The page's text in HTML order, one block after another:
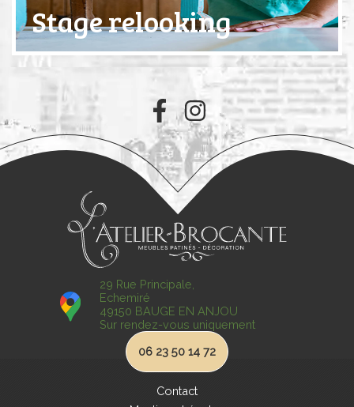
Stage relooking
29 Rue Principale,
Echemiré
49150 BAUGE EN ANJOU
Sur rendez-vous uniquement
06 23 50 14 72
Contact